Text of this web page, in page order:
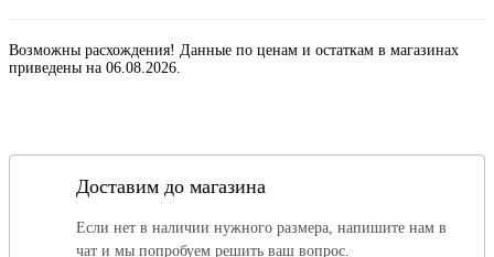
Возможны расхождения! Данные по ценам и остаткам в магазинах
приведены на 06.08.2026.
Доставим до магазина
Если нет в наличии нужного размера, напишите нам в
чат и мы попробуем решить ваш вопрос.